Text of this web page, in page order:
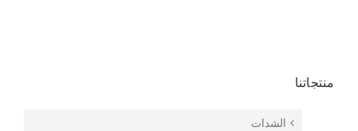
منتجاتنا
الشدات